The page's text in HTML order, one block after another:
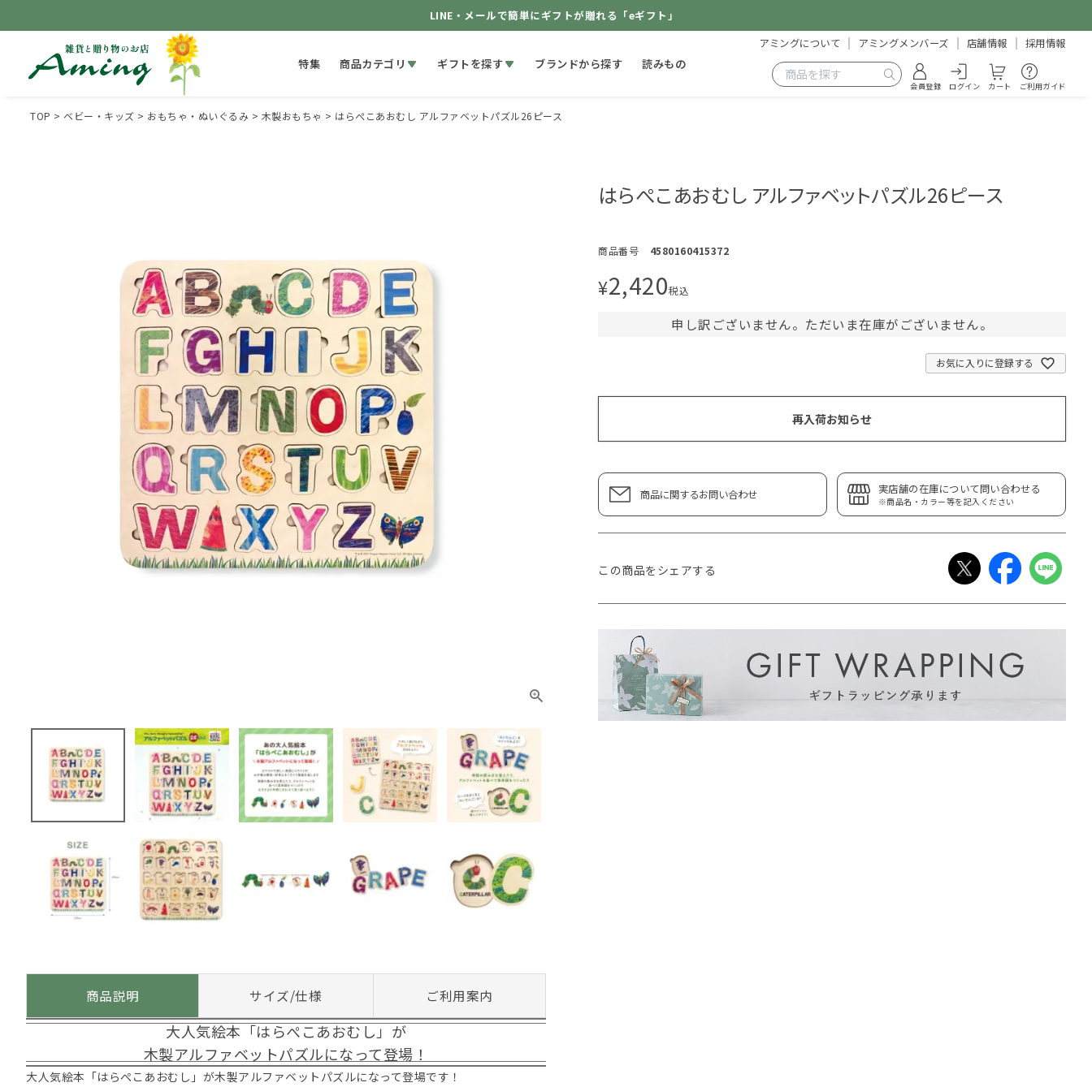
LINE・メールで簡単にギフトが贈れる「eギフト」
特集 商品カテゴリ ギフトを探す ブランドから探す 読みもの
アミングについて アミングメンバーズ 店舗情報 採用情報
会員登録 ログイン カート ご利用ガイド
TOP ベビー・キッズ おもちゃ・ぬいぐるみ 木製おもちゃ はらぺこあおむし アルファベットパズル26ピース
商品説明 サイズ/仕様 ご利用案内
大人気絵本「はらぺこあおむし」が
木製アルファベットパズルになって登場！
大人気絵本「はらぺこあおむし」が木製アルファベットパズルになって登場です！
はらぺこあおむし アルファベットパズル26ピース
商品番号 4580160415372
¥2,420税込
申し訳ございません。ただいま在庫がございません。
お気に入りに登録する
再入荷お知らせ
商品に関するお問い合わせ 実店舗の在庫について問い合わせる
※商品名・カラー等を記入ください
この商品をシェアする